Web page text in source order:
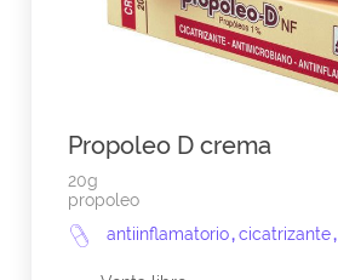
Propoleo D crema
20g
propoleo
antiinflamatorio,cicatrizante,